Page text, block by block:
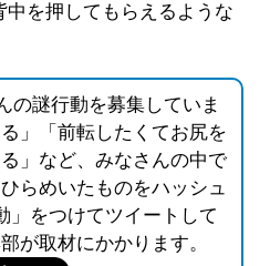
を押してもらえるような
の謎行動を募集していま
」「前転したくてお尻を
」など、みなさんの中で
らめいたものをハッシュ
」をつけてツイートして
が取材にかかります。